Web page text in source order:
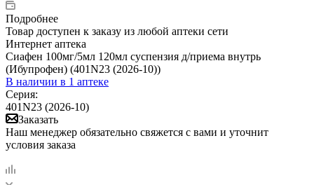
Подробнее
Товар доступен к заказу из любой аптеки сети
Интернет аптека
Сиафен 100мг/5мл 120мл суспензия д/приема внутрь
(Ибупрофен) (401N23 (2026-10))
В наличии в 1 аптеке
Серия:
401N23 (2026-10)
Заказать
Наш менеджер обязательно свяжется с вами и уточнит
условия заказа